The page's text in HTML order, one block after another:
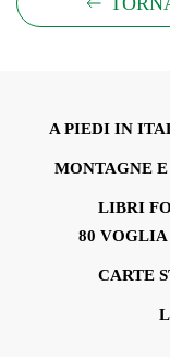
A PIEDI IN
MONTAGNE
LIBRI
80 VOGLIA
CARTE